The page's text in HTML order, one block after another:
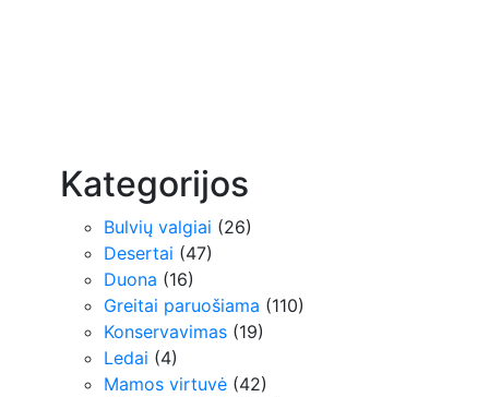
Kategorijos
Bulvių valgiai (26)
Desertai (47)
Duona (16)
Greitai paruošiama (110)
Konservavimas (19)
Ledai (4)
Mamos virtuvė (42)